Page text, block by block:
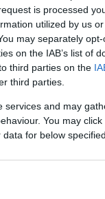
is processed
utilized by us
may separately
on the IAB’s list of
third parties on the
third parties.
services and may
You may
for below
στο
στην
ο
εκτός